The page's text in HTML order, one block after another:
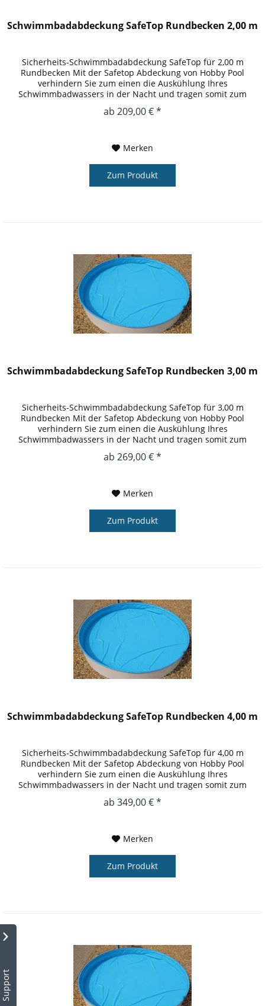
Support
Schwimmbadabdeckung SafeTop Rundbecken 2,00 m
Sicherheits-Schwimmbadabdeckung SafeTop für 2,00 m
Rundbecken Mit der Safetop Abdeckung von Hobby Pool
verhindern Sie zum einen die Auskühlung Ihres
Schwimmbadwassers in der Nacht und tragen somit zum
ab 209,00 € *
Merken
Zum Produkt
Schwimmbadabdeckung SafeTop Rundbecken 3,00 m
Sicherheits-Schwimmbadabdeckung SafeTop für 3,00 m
Rundbecken Mit der Safetop Abdeckung von Hobby Pool
verhindern Sie zum einen die Auskühlung Ihres
Schwimmbadwassers in der Nacht und tragen somit zum
ab 269,00 € *
Merken
Zum Produkt
Schwimmbadabdeckung SafeTop Rundbecken 4,00 m
Sicherheits-Schwimmbadabdeckung SafeTop für 4,00 m
Rundbecken Mit der Safetop Abdeckung von Hobby Pool
verhindern Sie zum einen die Auskühlung Ihres
Schwimmbadwassers in der Nacht und tragen somit zum
ab 349,00 € *
Merken
Zum Produkt